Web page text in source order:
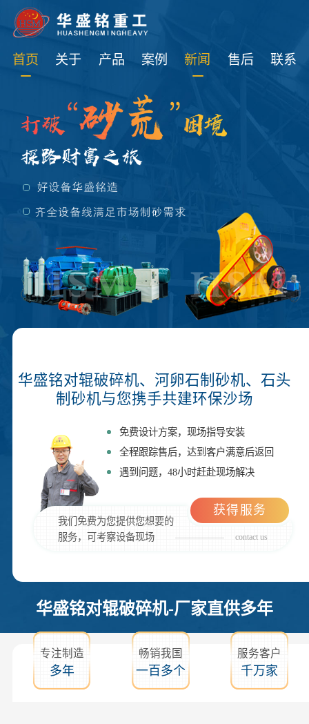
首页 关于 产品 案例 新闻 售后 联系
华盛铭对辊破碎机、河卵石制砂机、石头
制砂机与您携手共建环保沙场
免费设计方案，现场指导安装
全程跟踪售后，达到客户满意后返回
遇到问题，48小时赶赴现场解决
我们免费为您提供您想要的
服务，可考察设备现场
contact us
获得服务
华盛铭对辊破碎机-厂家直供多年
专注制造
多年
畅销我国
一百多个
服务客户
千万家